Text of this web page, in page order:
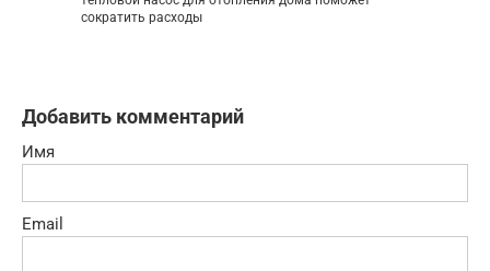
сократить расходы
Добавить комментарий
Имя
Email